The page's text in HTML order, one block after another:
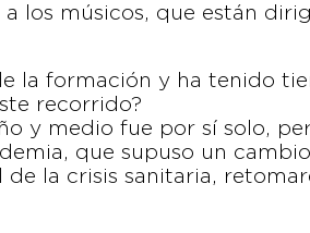
los músicos, que están
la formación y ha tenido
recorrido?
y medio fue por sí solo,
que supuso un
la crisis sanitaria,